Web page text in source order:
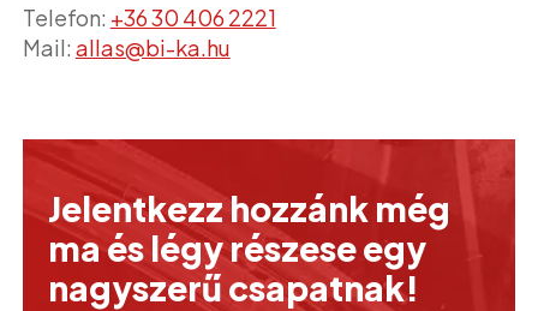
Telefon: +36 30 406 2221
Mail: allas@bi-ka.hu
Jelentkezz hozzánk még
ma és légy részese egy
nagyszerű csapatnak!